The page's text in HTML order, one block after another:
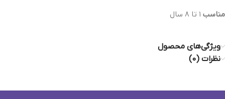
مناسب
ویژگی‌های محصول
نظرات (0)